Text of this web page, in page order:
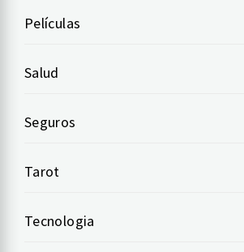
Películas
Salud
Seguros
Tarot
Tecnologia